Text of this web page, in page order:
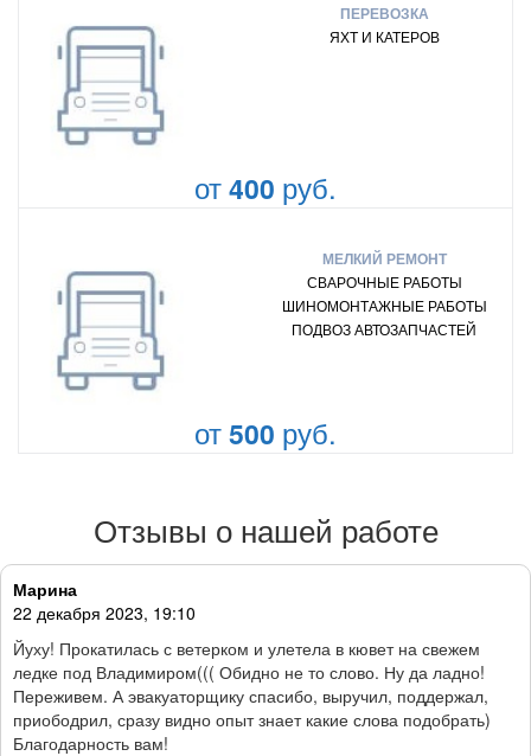
ПЕРЕВОЗКА
ЯХТ И КАТЕРОВ
от400 руб.
МЕЛКИЙ РЕМОНТ
СВАРОЧНЫЕ РАБОТЫ
ШИНОМОНТАЖНЫЕ РАБОТЫ
ПОДВОЗ АВТОЗАПЧАСТЕЙ
от500 руб.
Отзывы о нашей работе
Марина
22 декабря 2023, 19:10
Йуху! Прокатилась с ветерком и улетела в кювет на свежем
ледке под Владимиром((( Обидно не то слово. Ну да ладно!
Переживем. А эвакуаторщику спасибо, выручил, поддержал,
приободрил, сразу видно опыт знает какие слова подобрать)
Благодарность вам!